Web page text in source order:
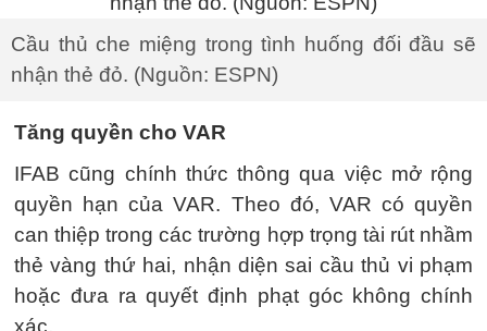
Cầu thủ che miệng trong tình huống đối đầu sẽ
nhận thẻ đỏ. (Nguồn: ESPN)
Tăng quyền cho VAR
IFAB cũng chính thức thông qua việc mở rộng
quyền hạn của VAR. Theo đó, VAR có quyền
can thiệp trong các trường hợp trọng tài rút nhầm
thẻ vàng thứ hai, nhận diện sai cầu thủ vi phạm
hoặc đưa ra quyết định phạt góc không chính
xác.